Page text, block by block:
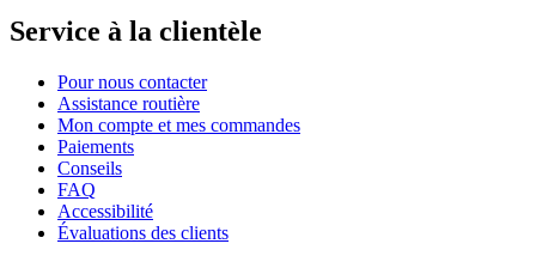
Service à la clientèle
Pour nous contacter
Assistance routière
Mon compte et mes commandes
Paiements
Conseils
FAQ
Accessibilité
Évaluations des clients